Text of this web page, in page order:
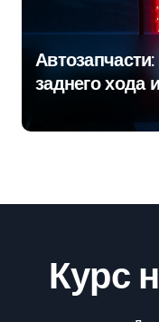
заднего хода
для
Курс